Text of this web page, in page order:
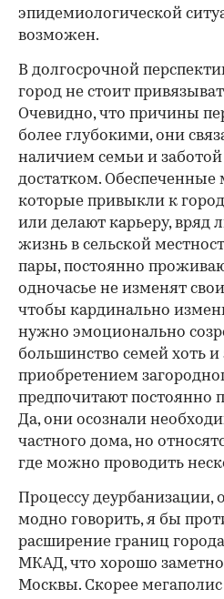
эпидемиологической
возможен.
В долгосрочной
город не стоит
Очевидно, что причины
более глубокими, они
наличием семьи и
достатком.
которые привыкли к
или делают карьеру, вряд
жизнь в сельской
пары, постоянно
одночасье не изменят
чтобы кардинально
нужно эмоционально
большинство семей хоть
приобретением
предпочитают постоянно
Да, они осознали
частного дома, но
где можно проводить
Процессу деурбанизации,
модно говорить, я бы
расширение границ
МКАД, что хорошо
Москвы. Скорее мегаполис